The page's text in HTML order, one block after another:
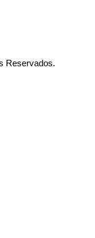
Reservados.